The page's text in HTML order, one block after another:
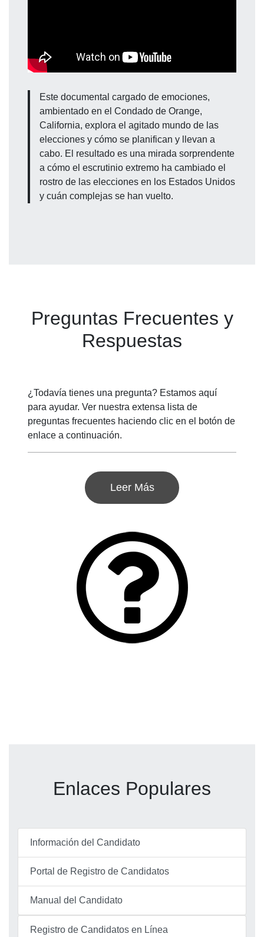
Este documental cargado de emociones,
ambientado en el Condado de Orange,
California, explora el agitado mundo de las
elecciones y cómo se planifican y llevan a
cabo. El resultado es una mirada sorprendente
a cómo el escrutinio extremo ha cambiado el
rostro de las elecciones en los Estados Unidos
y cuán complejas se han vuelto.
Preguntas Frecuentes y
Respuestas
¿Todavía tienes una pregunta? Estamos aquí
para ayudar. Ver nuestra extensa lista de
preguntas frecuentes haciendo clic en el botón de
enlace a continuación.
Leer Más
Enlaces Populares
Información del Candidato
Portal de Registro de Candidatos
Manual del Candidato
Registro de Candidatos en Línea